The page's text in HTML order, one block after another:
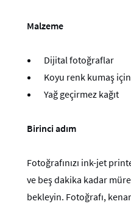
Malzeme
Dijital fotoğraflar
Koyu renk kumaş
Yağ geçirmez kağıt
Birinci adım
Fotoğrafınızı ink-jet
ve beş dakika kadar
bekleyin. Fotoğrafı,